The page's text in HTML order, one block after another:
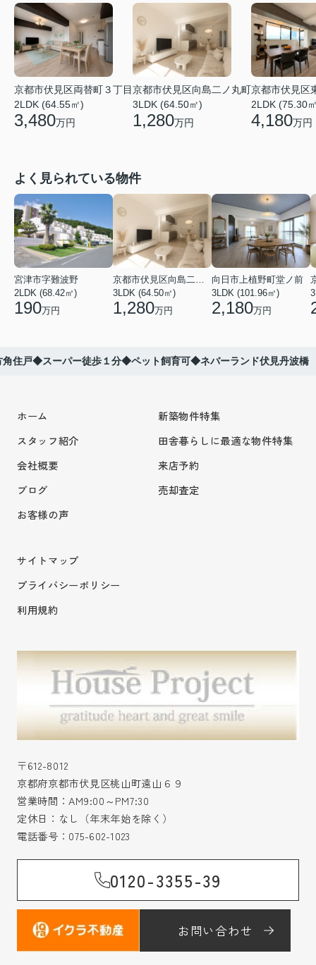
京都市伏見区両替町３丁目
2LDK (64.55㎡)
3,480万円
京都市伏見区向島二ノ丸町
3LDK (64.50㎡)
1,280万円
京都市伏見区
2LDK (75.30
4,180万円
よく見られている物件
宮津市字難波野
2LDK (68.42㎡)
190万円
京都市伏見区向島二ノ丸町
3LDK (64.50㎡)
1,280万円
向日市上植野町堂ノ前
3LDK (101.96㎡)
2,180万円
住戸◆スーパー徒歩１分◆ペット飼育可◆ネバーランド伏見丹波橋
ホーム
スタッフ紹介
会社概要
ブログ
お客様の声
新築物件特集
田舎暮らしに最適な物件特集
来店予約
売却査定
サイトマップ
プライバシーポリシー
利用規約
〒612-8012
京都府京都市伏見区桃山町遠山６９
営業時間：AM9:00～PM7:30
定休日：なし（年末年始を除く）
電話番号： 075-602-1023
0120-3355-39
お問い合わせ